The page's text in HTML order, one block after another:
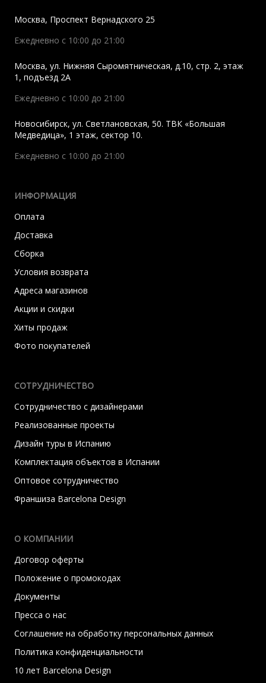
Москва, Проспект Вернадского 25
Ежедневно с 10:00 до 21:00
Москва, ул. Нижняя Сыромятническая, д.10, стр. 2, этаж
1, подъезд 2A
Ежедневно с 10:00 до 21:00
Новосибирск, ул. Светлановская, 50. ТВК «Большая
Медведица», 1 этаж, сектор 10.
Ежедневно с 10:00 до 21:00
ИНФОРМАЦИЯ
Оплата
Доставка
Сборка
Условия возврата
Адреса магазинов
Акции и скидки
Хиты продаж
Фото покупателей
СОТРУДНИЧЕСТВО
Сотрудничество с дизайнерами
Реализованные проекты
Дизайн туры в Испанию
Комплектация объектов в Испании
Оптовое сотрудничество
Франшиза Barcelona Design
О КОМПАНИИ
Договор оферты
Положение о промокодах
Документы
Пресса о нас
Соглашение на обработку персональных данных
Политика конфиденциальности
10 лет Barcelona Design